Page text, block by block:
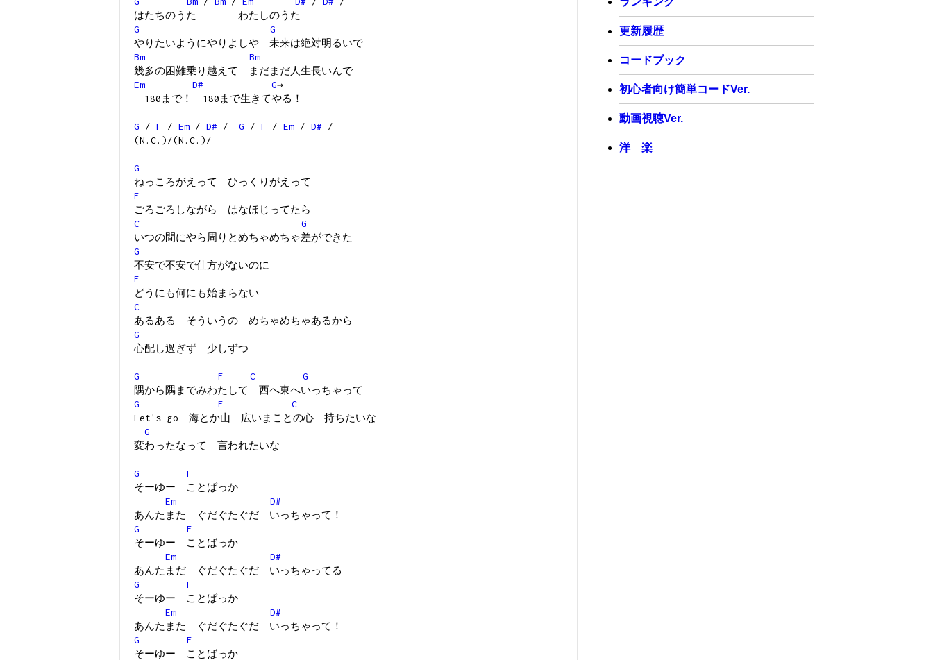
はたちのうた わたしのうた
G
G
やりたいようにやりよしや 未来は絶対明るいで
Bm
Bm
幾多の困難乗り越えて まだまだ人生長いんで
Em
D# G→
180まで！ 180まで生きてやる！
G / F / Em / D# / G / F / Em / D# /
(N.C.)/(N.C.)/
G
ねっころがえって ひっくりがえって
F
ごろごろしながら はなほじってたら
C
G
いつの間にやら周りとめちゃめちゃ差ができた
G
不安で不安で仕方がないのに
F
どうにも何にも始まらない
C
あるある そういうの めちゃめちゃあるから
G
心配し過ぎず 少しずつ
G F C
G
隅から隅までみわたして 西へ東へいっちゃって
G
F
C
Let's go 海とか山 広いまことの心 持ちたいな
G
変わったなって 言われたいな
G
F
そーゆー ことばっか
Em
D#
あんたまた ぐだぐたぐだ いっちゃって！
G
F
そーゆー ことばっか
Em
D#
あんたまだ ぐだぐたぐだ いっちゃってる
G
F
そーゆー ことばっか
Em
D#
あんたまた ぐだぐたぐだ いっちゃって！
G
F
そーゆー ことばっか
更新履歴
コードブック
初心者向け簡単コードVer.
動画視聴Ver.
洋 楽